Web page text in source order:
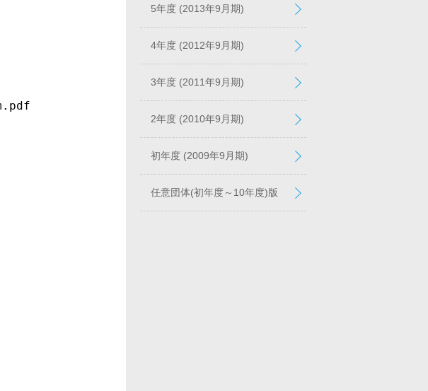
5年度 (2013年9月期)
4年度 (2012年9月期)
3年度 (2011年9月期)
2年度 (2010年9月期)
初年度 (2009年9月期)
任意団体(初年度～10年度)版